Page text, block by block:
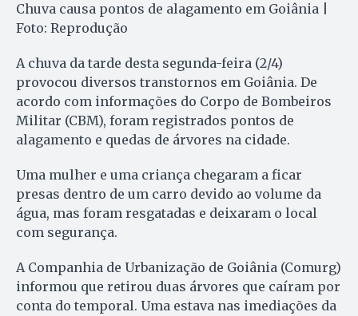
Chuva causa pontos de alagamento em Goiânia |
Foto: Reprodução
A chuva da tarde desta segunda-feira (2/4)
provocou diversos transtornos em Goiânia. De
acordo com informações do Corpo de Bombeiros
Militar (CBM), foram registrados pontos de
alagamento e quedas de árvores na cidade.
Uma mulher e uma criança chegaram a ficar
presas dentro de um carro devido ao volume da
água, mas foram resgatadas e deixaram o local
com segurança.
A Companhia de Urbanização de Goiânia (Comurg)
informou que retirou duas árvores que caíram por
conta do temporal. Uma estava nas imediações da